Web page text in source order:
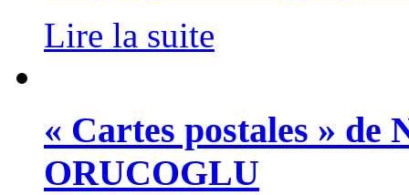
Lire la suite
« Cartes postales »
ORUCOGLU